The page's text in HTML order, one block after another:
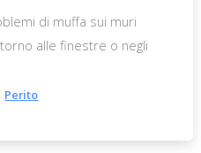
di muffa sui muri
alle finestre o negli
Perito